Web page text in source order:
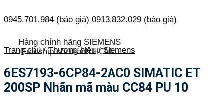
0945.701.984 (báo giá) 0913.832.029 (báo giá)
Hàng chính hãng SIEMENS
Freeship nội thành HCM
Trang chủ / Thương hiệu / Siemens
6ES7193-6CP84-2AC0 SIMATIC ET
200SP Nhãn mã màu CC84 PU 10